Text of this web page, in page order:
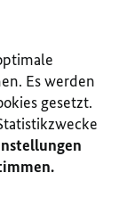
Es werden
gesetzt.